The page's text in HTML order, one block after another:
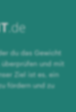
du das Gewicht
und mit
Ziel ist es, ein
fördern und zu